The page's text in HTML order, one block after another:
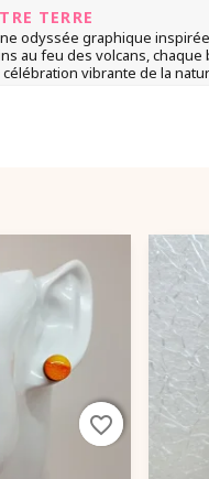
TERRE
odyssée graphique
au feu des volcans,
célébration vibrante de la
favorite_border
favorite_border